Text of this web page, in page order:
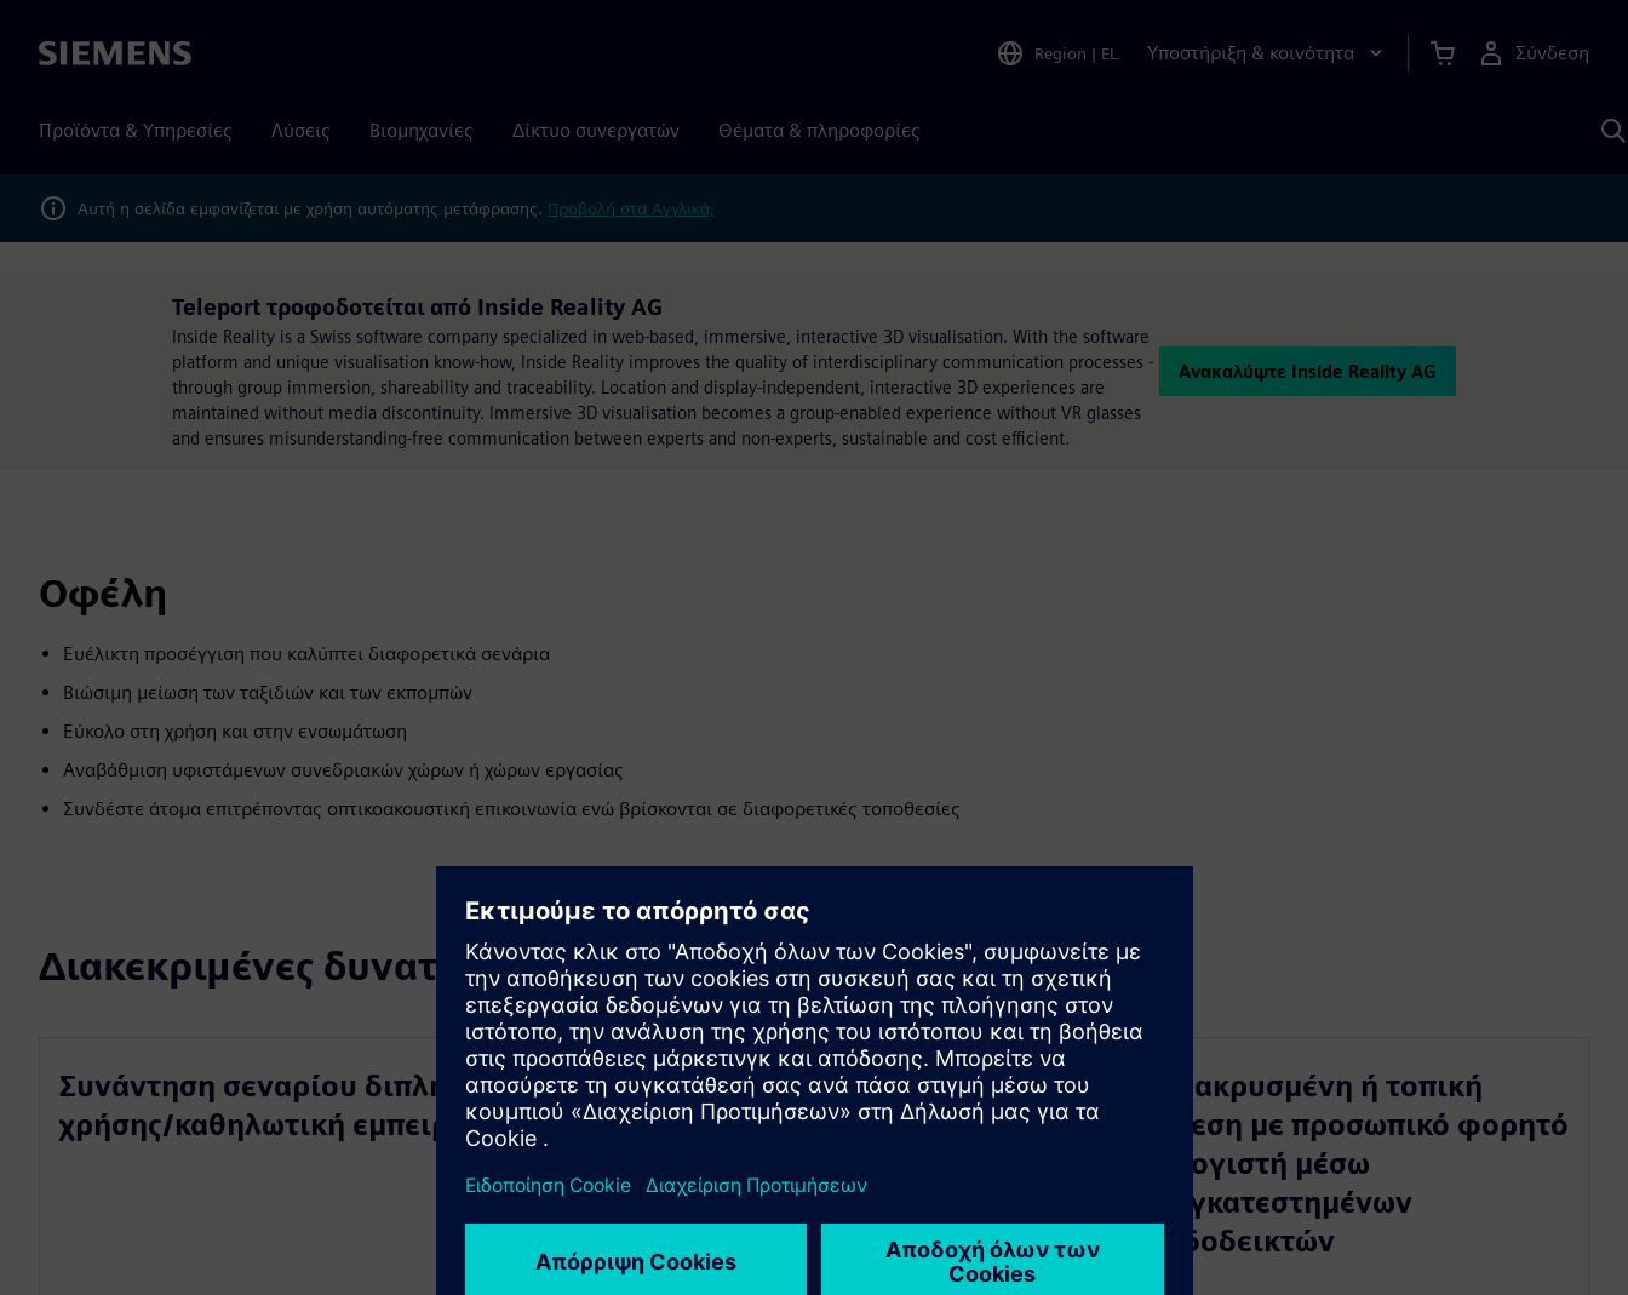
Siemens Region | EL Υποστήριξη & κοινότητα Σύνδεση
Προϊόντα & Υπηρεσίες Λύσεις Βιομηχανίες Δίκτυο συνεργατών Θέματα & πληροφορίες
Αυτή η σελίδα εμφανίζεται με χρήση αυτόματης μετάφρασης. Προβολή στα Αγγλικά;
Teleport τροφοδοτείται από Inside Reality AG
Inside Reality is a Swiss software company specialized in web-based, immersive, interactive 3D visualisation. With the software
platform and unique visualisation know-how, Inside Reality improves the quality of interdisciplinary communication processes -
through group immersion, shareability and traceability. Location and display-independent, interactive 3D experiences are
maintained without media discontinuity. Immersive 3D visualisation becomes a group-enabled experience without VR glasses
and ensures misunderstanding-free communication between experts and non-experts, sustainable and cost efficient.
Ανακαλύψτε Inside Reality AG
Οφέλη
Ευέλικτη προσέγγιση που καλύπτει διαφορετικά σενάρια
Βιώσιμη μείωση των ταξιδιών και των εκπομπών
Εύκολο στη χρήση και στην ενσωμάτωση
Αναβάθμιση υφιστάμενων συνεδριακών χώρων ή χώρων εργασίας
Συνδέστε άτομα επιτρέποντας οπτικοακουστική επικοινωνία ενώ βρίσκονται σε διαφορετικές τοποθεσίες
Διακεκριμένες δυνατότητες
Συνάντηση σεναρίου διπλής
χρήσης/καθηλωτική εμπειρία
Ατομική επιλογή σεναρίων
προβολής από τον χρήστη (-
Απομακρυσμένη ή τοπική
σύνδεση με προσωπικό φορητό
υπολογιστή μέσω
προεγκατεστημένων
σελιδοδεικτών